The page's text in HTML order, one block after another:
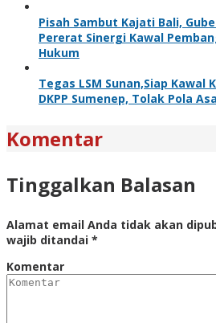
Pisah Sambut Kajati Bali,
Pererat Sinergi Kawal
Hukum
Tegas LSM Sunan,Siap Kawal
DKPP Sumenep, Tolak Pola
Komentar
Tinggalkan Balasan
Alamat email Anda tidak akan
wajib ditandai *
Komentar